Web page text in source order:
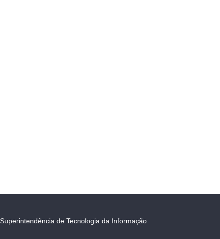
Superintendência de Tecnologia da Informação